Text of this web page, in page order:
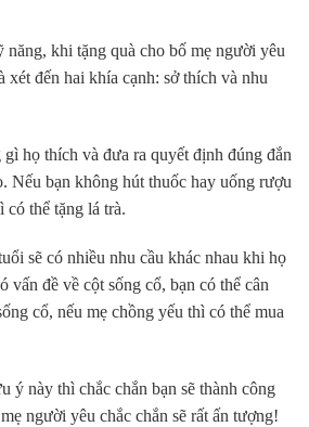
năng, khi tặng quà cho bố mẹ người yêu
xét đến hai khía cạnh: sở thích và nhu
họ thích và đưa ra quyết định đúng đắn
Nếu bạn không hút thuốc hay uống rượu
thể tặng lá trà.
sẽ có nhiều nhu cầu khác nhau khi họ
vấn đề về cột sống cổ, bạn có thể cân
cổ, nếu mẹ chồng yếu thì có thể mua
ý này thì chắc chắn bạn sẽ thành công
người yêu chắc chắn sẽ rất ấn tượng!